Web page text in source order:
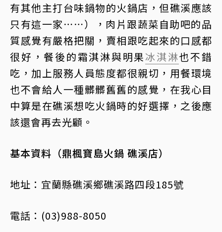
有其他主打台味鍋物的火鍋店，但礁溪應該
只有這一家⋯⋯），肉片跟蔬菜自助吧的品
質感覺有嚴格把關，賣相跟吃起來的口感都
很好，餐後的霜淇淋與明果冰淇淋也不錯
吃，加上服務人員態度都很親切，用餐環境
也不會給人一種髒髒舊舊的感覺，在我心目
中算是在礁溪想吃火鍋時的好選擇，之後應
該還會再去光顧。
基本資料（鼎楓寶島火鍋 礁溪店）
地址：宜蘭縣礁溪鄉礁溪路四段185號
電話：(03)988-8050